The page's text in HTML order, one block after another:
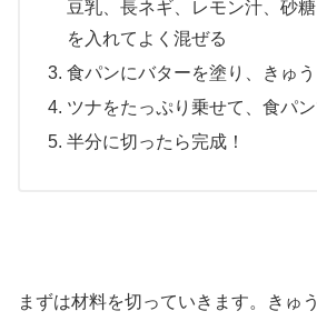
豆乳、長ネギ、レモン汁、砂
を入れてよく混ぜる
食パンにバターを塗り、きゅ
ツナをたっぷり乗せて、食パ
半分に切ったら完成！
まずは材料を切っていきます。きゅ